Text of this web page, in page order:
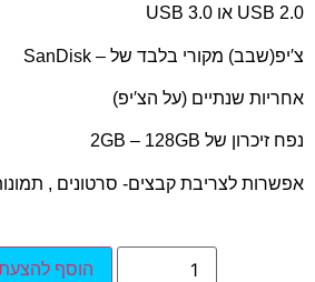
USB 2.0 או USB 3.0
צ′יפ(שבב) מקורי בלבד של – SanDisk
אחריות שנתיים (על הצ′יפ)
נפח זיכרון של 2GB – 128GB
אפשרות לצריבת קבצים- סרטונים ,
הוסף